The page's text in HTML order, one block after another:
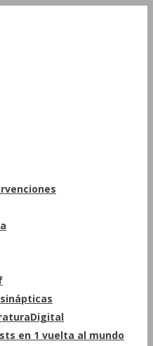
en 1 vuelta al mundo